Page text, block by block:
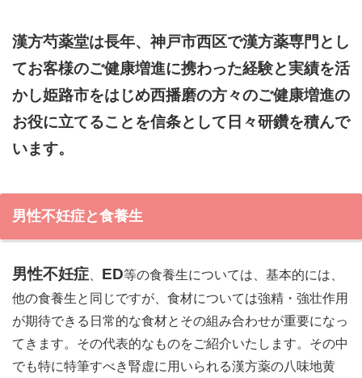
漢方芍薬堂は長年、神戸市西区で漢方薬専門とし
てお客様のご健康増進に携わった経験と実績を活
かし姫路市をはじめ西播磨の方々のご健康増進の
お役に立てることを信条として日々研鑽を積んで
います。
男性不妊症と食養生
男性不妊症 ED等の食養生については、基本的には、
他の食養生と同じですが、食材については強精・強壮作用
が期待できる日常的な食材とその組み合わせが重要になっ
てきます。その代表的なものをご紹介いたします。その中
でも特に特筆すべき腎虚に用いられる漢方薬の八味地黄